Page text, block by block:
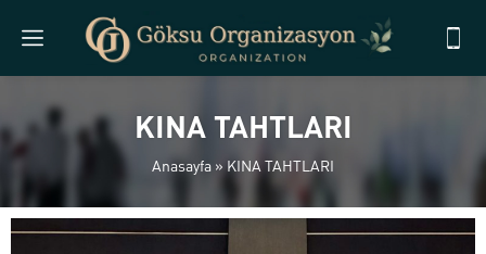
KINA TAHTLARI
Anasayfa » KINA TAHTLARI